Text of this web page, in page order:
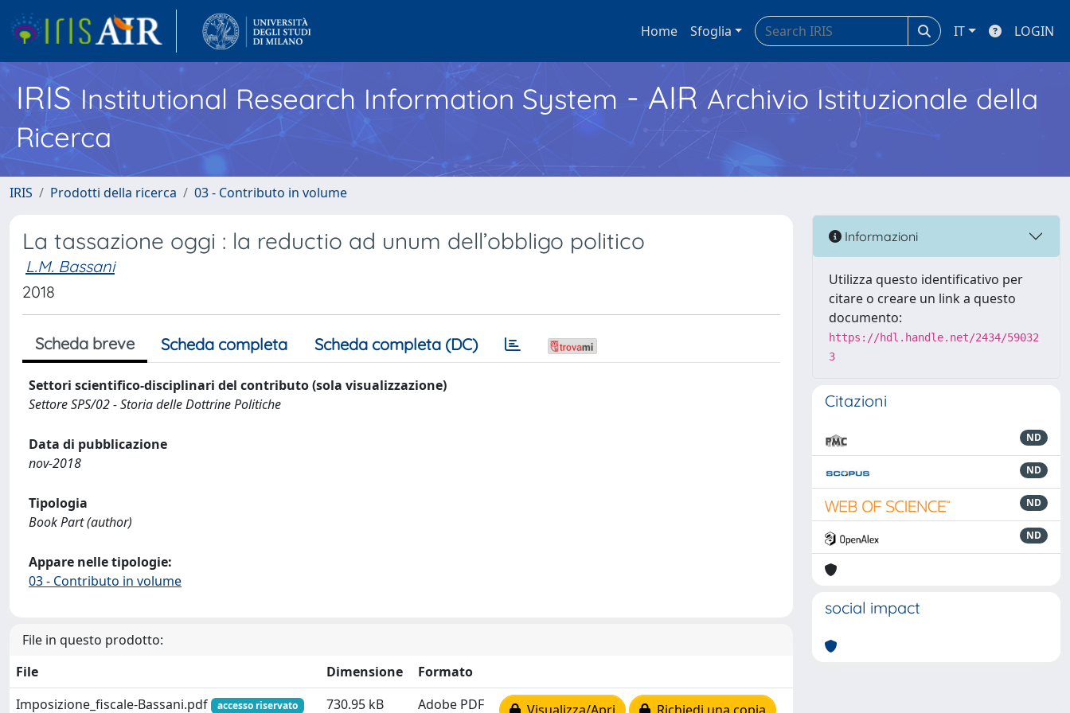
Home Sfoglia IT LOGIN
IRISInstitutional Research Information System - AIR Archivio Istituzionale della
Ricerca
IRIS Prodotti della ricerca 03 - Contributo in volume
La tassazione oggi : la reductio ad unum dell’obbligo politico
L.M. Bassani
2018
Scheda breve Scheda completa Scheda completa (DC)
Settori scientifico-disciplinari del contributo (sola visualizzazione)
Settore SPS/02 - Storia delle Dottrine Politiche
Data di pubblicazione
nov-2018
Tipologia
Book Part (author)
Appare nelle tipologie:
03 - Contributo in volume
File in questo prodotto:
File
Dimensione
Formato
Imposizione_fiscale-Bassani.pdf
accesso riservato 730.95 kB Adobe PDF
Informazioni
Utilizza questo identificativo per
citare o creare un link a questo
documento:
https://hdl.handle.net/2434/59032
3
Citazioni
ND
ND
ND
ND
social impact